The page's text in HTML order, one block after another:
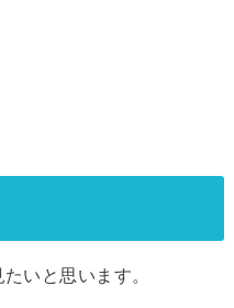
いと思います。